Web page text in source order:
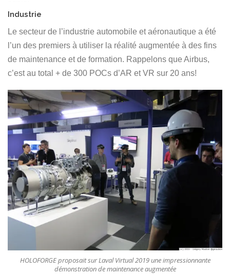
Industrie
Le secteur de l’industrie automobile et aéronautique a été
l’un des premiers à utiliser la réalité augmentée à des fins
de maintenance et de formation. Rappelons que Airbus,
c’est au total + de 300 POCs d’AR et VR sur 20 ans!
HOLOFORGE proposait sur Laval Virtual 2019 une impressionnante
démonstration de maintenance augmentée